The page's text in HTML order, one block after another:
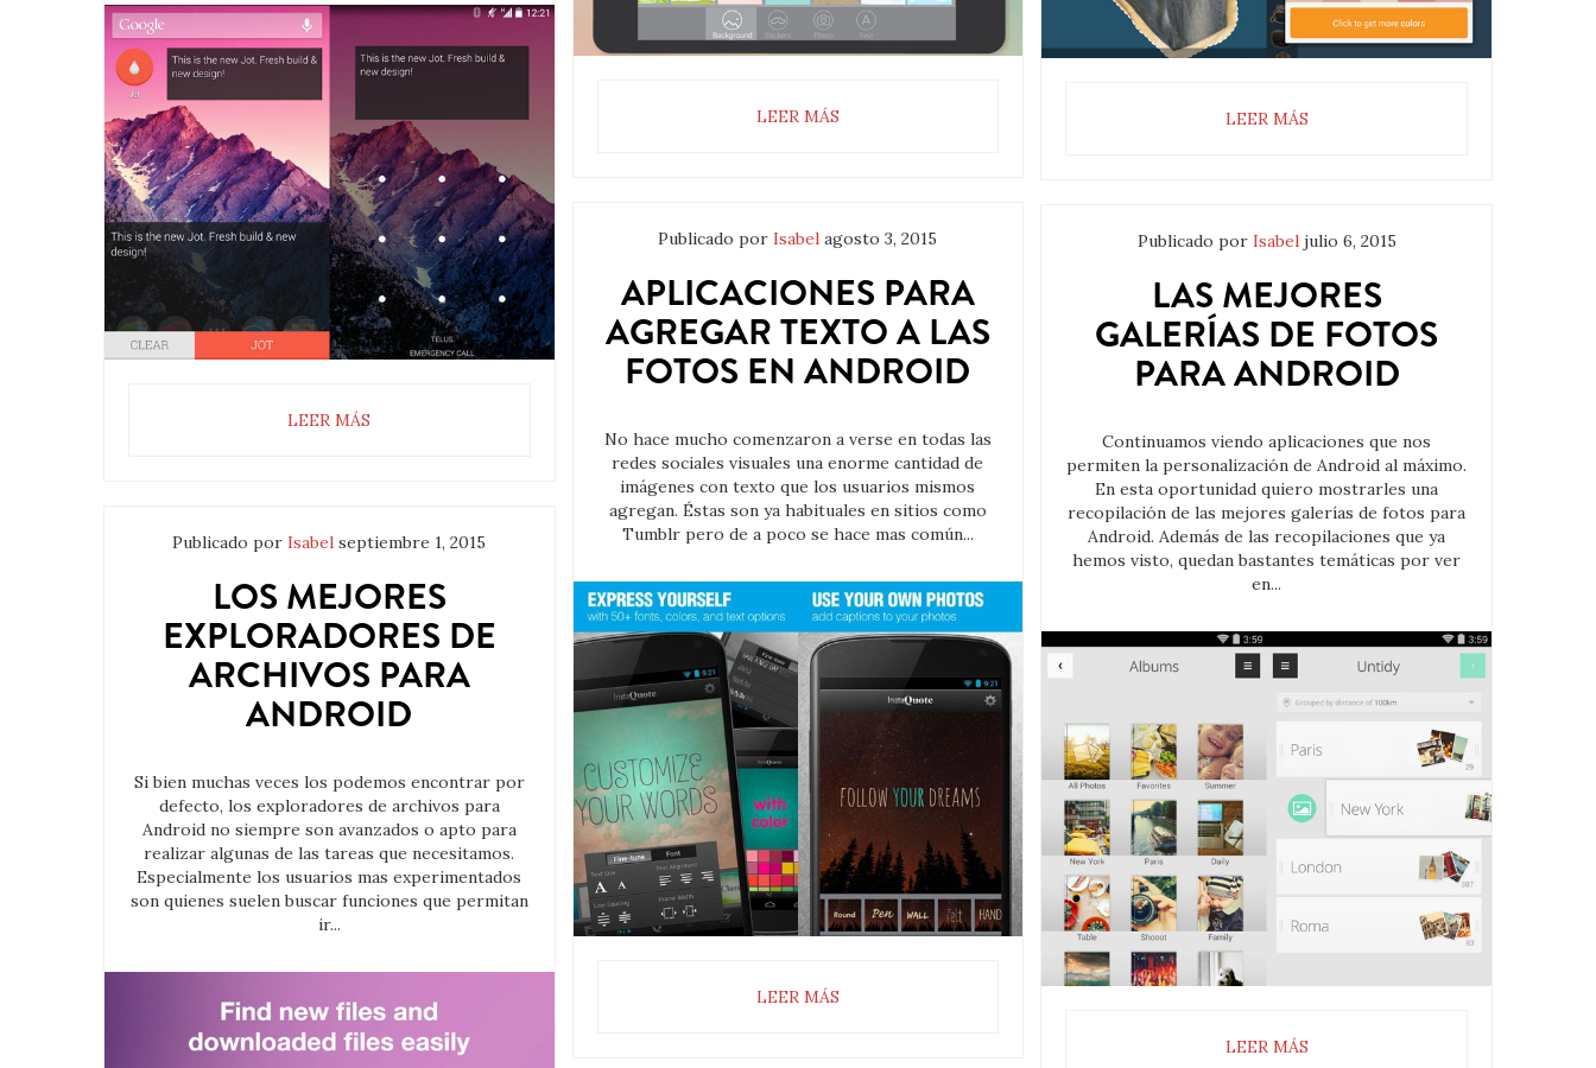
LEER MÁS
Publicado porIsabel septiembre 1, 2015
LOS MEJORES
EXPLORADORES DE
ARCHIVOS PARA
ANDROID
Si bien muchas veces los podemos encontrar por
defecto, los exploradores de archivos para
Android no siempre son avanzados o apto para
realizar algunas de las tareas que necesitamos.
Especialmente los usuarios mas experimentados
son quienes suelen buscar funciones que permitan
ir...
LEER MÁS
Publicado porIsabel agosto 3, 2015
APLICACIONES PARA
AGREGAR TEXTO A LAS
FOTOS EN ANDROID
No hace mucho comenzaron a verse en todas las
redes sociales visuales una enorme cantidad de
imágenes con texto que los usuarios mismos
agregan. Éstas son ya habituales en sitios como
Tumblr pero de a poco se hace mas común...
LEER MÁS
LEER MÁS
Publicado por Isabel julio 6, 2015
LAS MEJORES
GALERÍAS DE FOTOS
PARA ANDROID
Continuamos viendo aplicaciones que nos
permiten la personalización de Android al máximo.
En esta oportunidad quiero mostrarles una
recopilación de las mejores galerías de fotos para
Android. Además de las recopilaciones que ya
hemos visto, quedan bastantes temáticas por ver
en...
LEER MÁS